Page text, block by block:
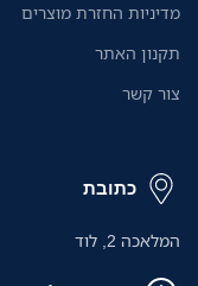
מדיניות החזרת מוצרים
תקנון האתר
צור קשר
כתובת
המלאכה 2, לוד